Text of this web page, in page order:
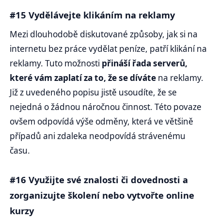
#15 Vydělávejte klikáním na reklamy
Mezi dlouhodobě diskutované způsoby, jak si na
internetu bez práce vydělat peníze, patří klikání na
reklamy. Tuto možnosti přináší řada serverů,
které vám zaplatí za to, že se díváte na reklamy.
Již z uvedeného popisu jistě usoudíte, že se
nejedná o žádnou náročnou činnost. Této povaze
ovšem odpovídá výše odměny, která ve většině
případů ani zdaleka neodpovídá strávenému
času.
#16 Využijte své znalosti či dovednosti a
zorganizujte školení nebo vytvořte online
kurzy